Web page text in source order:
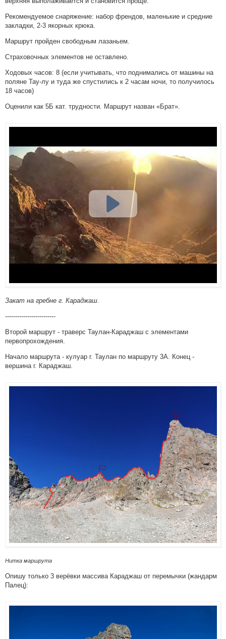
Рекомендуемое снаряжение: набор френдов, маленькие и средние
закладки, 2-3 якорных крюка.
Маршрут пройден свободным лазаньем.
Страховочных элементов не оставлено.
Ходовых часов: 8 (если учитывать, что поднимались от машины на
поляне Тау-лу и туда же спустились к 2 часам ночи, то получилось
18 часов)
Оценили как 5Б кат. трудности. Маршрут назван «Брат».
Закат на гребне г. Караджаш.
-------------------------
Второй маршрут - траверс Таулан-Караджаш с элементами
первопрохождения.
Начало маршрута - кулуар г. Таулан по маршруту 3А. Конец -
вершина г. Караджаш.
Нитка маршрута
Опишу только 3 верёвки массива Караджаш от перемычки (жандарм
Палец):